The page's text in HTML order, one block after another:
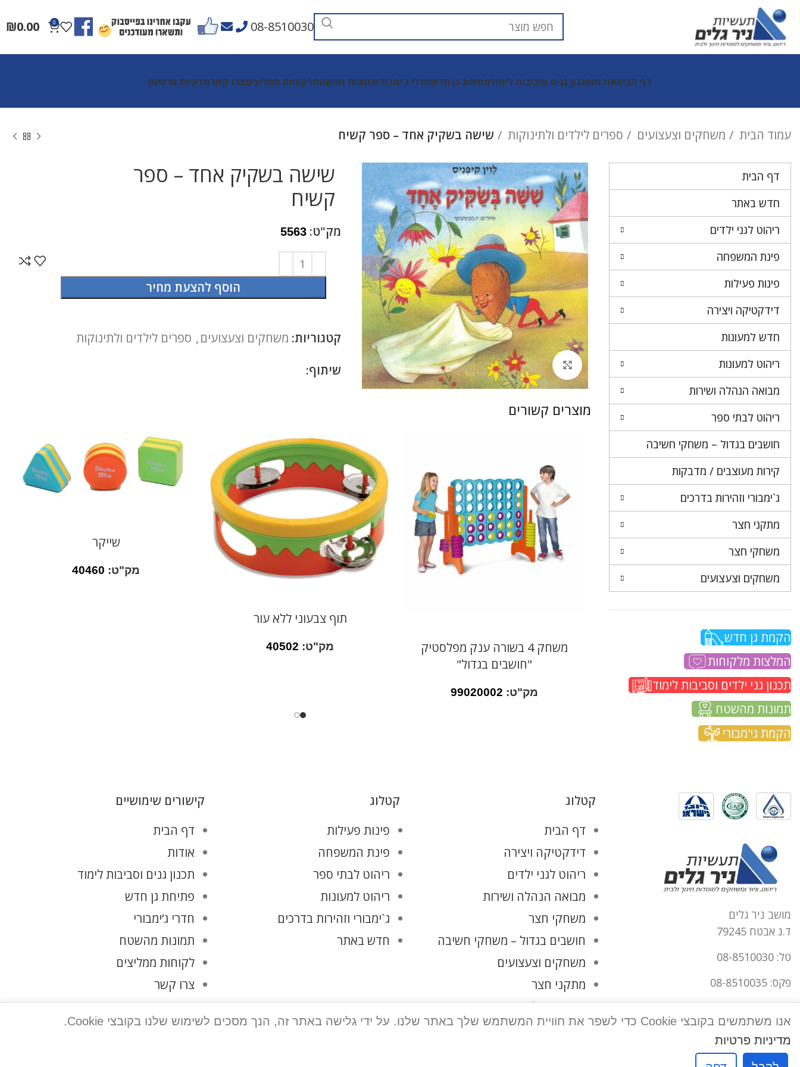
08-8510030
0
₪0.00
דף הביתאודותתכנון גנים וסביבות לימודפתיחת גן חדשחדרי ג’ימבוריתמונות מהשטחלקוחות ממליציםצרו קשרמדיניות פרטיות
עמוד הבית משחקים וצעצועים ספרים לילדים ולתינוקות שישה בשקיק אחד – ספר קשיח
דף הבית
חדש באתר
ריהוט לגני ילדים
פינת המשפחה
פינות פעילות
דידקטיקה ויצירה
חדש למעונות
ריהוט למעונות
מבואה הנהלה ושירות
ריהוט לבתי ספר
חושבים בגדול – משחקי חשיבה
קירות מעוצבים / מדבקות
ג`ימבורי וזהירות בדרכים
מתקני חצר
משחקי חצר
משחקים וצעצועים
הקמת גן חדש
המלצות מלקוחות
תכנון גני ילדים וסביבות לימוד
תמונות מהשטח
הקמת גי'מבורי
לחץ להגדלה
שישה בשקיק אחד – ספר
קשיח
מק"ט: 5563
הוסף להצעת מחיר
קטגוריות: משחקים וצעצועים, ספרים לילדים ולתינוקות
שיתוף:
מוצרים קשורים
משחק 4 בשורה ענק מפלסטיק
"חושבים בגדול"
מק"ט: 99020002
תוף צבעוני ללא עור
מק"ט: 40502
שייקר
מק"ט: 40460
מושב ניר גלים
ד.נ אבטח 79245
טל: 08-8510030
פקס: 08-8510035
קטלוג
דף הבית
דידקטיקה ויצירה
ריהוט לגני ילדים
מבואה הנהלה ושירות
משחקי חצר
חושבים בגדול – משחקי חשיבה
משחקים וצעצועים
מתקני חצר
החשבון שלי
קטלוג
פינות פעילות
פינת המשפחה
ריהוט לבתי ספר
ריהוט למעונות
ג`ימבורי וזהירות בדרכים
חדש באתר
קישורים שימושיים
דף הבית
אודות
תכנון גנים וסביבות לימוד
פתיחת גן חדש
חדרי ג’ימבורי
תמונות מהשטח
לקוחות ממליצים
צרו קשר
מדיניות פרטיות
אנו משתמשים בקובצי Cookie כדי לשפר את חוויית המשתמש שלך באתר שלנו. על ידי גלישה באתר זה, הנך מסכים לשימוש שלנו בקובצי Cookie.
מדיניות פרטיות